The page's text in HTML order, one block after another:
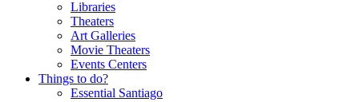
Libraries
Theaters
Art Galleries
Movie Theaters
Events Centers
Things to do?
Essential Santiago